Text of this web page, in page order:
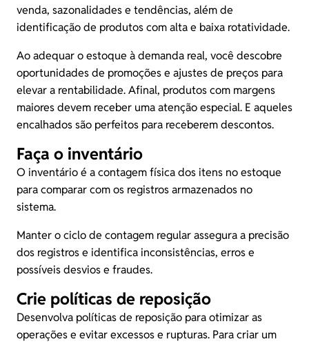
venda, sazonalidadese tendências, além de
identificação de produtos com alta e baixa rotatividade.
Ao adequar o estoque à demanda real, você descobre
oportunidades de promoções e ajustes de preços para
elevar a rentabilidade. Afinal, produtos com margens
maiores devem receber uma atenção especial. E aqueles
encalhados são perfeitos para receberem descontos.
Faça o inventário
O inventário é a contagem física dos itens no estoque
para comparar com os registros armazenados no
sistema.
Manter o ciclo de contagem regular assegura a precisão
dos registros e identifica inconsistências, erros e
possíveis desvios e fraudes.
Crie políticas de reposição
Desenvolva políticas de reposição para otimizar as
operações e evitar excessos e rupturas. Para criar um